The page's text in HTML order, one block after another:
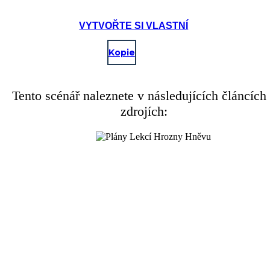
VYTVOŘTE SI VLASTNÍ
Kopie
Tento scénář naleznete v následujících článcích
zdrojích: